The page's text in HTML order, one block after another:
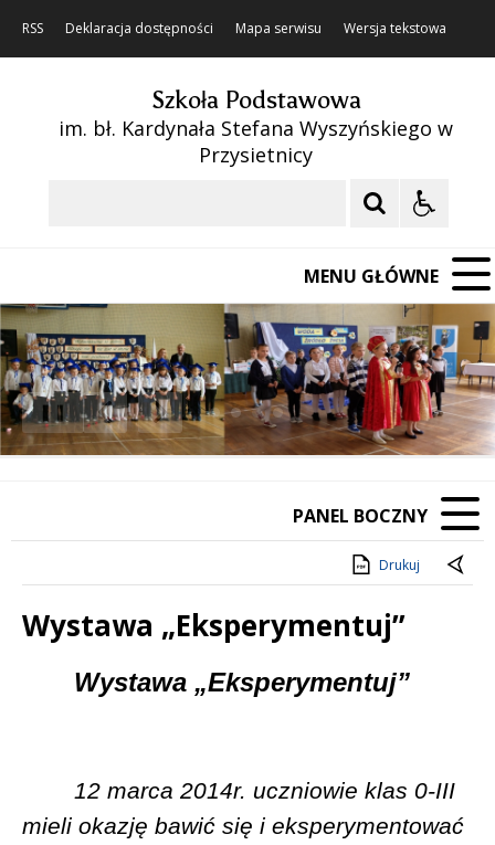
RSS Deklaracja dostępności Mapa serwisu Wersja tekstowa
Szkoła Podstawowa
im. bł. Kardynała Stefana Wyszyńskiego w
Przysietnicy
MENU GŁÓWNE
Poprzedni Element
Następny Element
❚❚
PANEL BOCZNY
Drukuj
Wystawa „Eksperymentuj”
TreśćWystawa „Eksperymentuj”
12 marca 2014r. uczniowie klas 0-III
mieli okazję bawić się i eksperymentować